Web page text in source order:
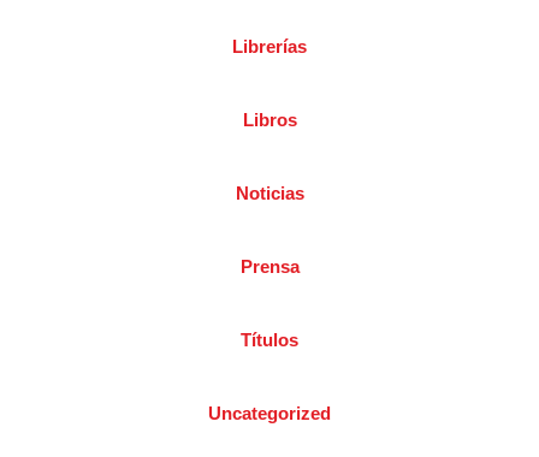
Librerías
Libros
Noticias
Prensa
Títulos
Uncategorized